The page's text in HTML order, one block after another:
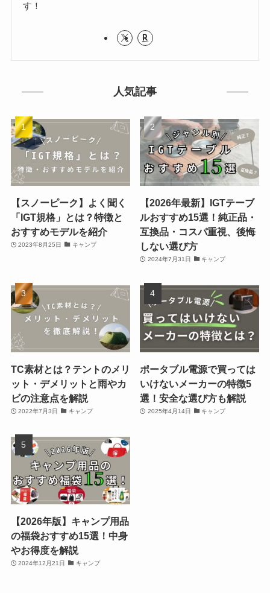
す！
人気記事
【スノーピーク】よく聞く
「IGT規格」とは？特徴と
おすすめモデルを紹介
2023年8月25日 キャンプ
【2026年最新】IGTテーブ
ルおすすめ15選！純正品・
互換品・コスパ重視、後悔
しない選び方
2024年7月31日 キャンプ
TC素材とは？テントのメリ
ット・デメリットと雨やカ
ビの注意点を解説
2022年7月3日 キャンプ
ポータブル電源で買っては
いけないメーカーの特徴5
選！安全な選び方も解説
2025年4月14日 キャンプ
【2026年版】キャンプ用品
の福袋おすすめ15選！中身
やお得度を解説
2024年12月21日 キャンプ